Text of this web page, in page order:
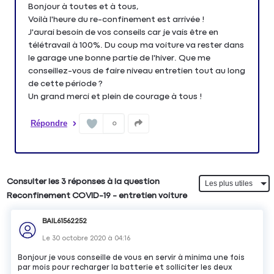
Bonjour à toutes et à tous,
Voilà l'heure du re-confinement est arrivée !
J'aurai besoin de vos conseils car je vais être en
télétravail à 100%. Du coup ma voiture va rester dans
le garage une bonne partie de l'hiver. Que me
conseillez-vous de faire niveau entretien tout au long
de cette période ?
Un grand merci et plein de courage à tous !
Répondre 0
Consulter les 3 réponses à la question
Reconfinement COVID-19 - entretien voiture
BAIL61562252
Le 30 octobre 2020 à 04:16
Bonjour je vous conseille de vous en servir à minima une fois
par mois pour recharger la batterie et solliciter les deux